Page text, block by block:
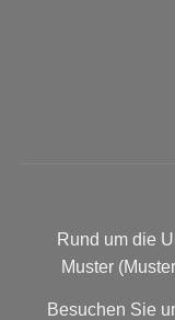
Rund um die
Muster
Besuchen Sie